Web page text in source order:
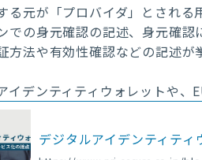
る元が「プロバイダ」とされ
での身元確認の記述、身元確
方法や有効性確認などの記述が
イデンティティウォレットや、
デジタルアイデンティテ